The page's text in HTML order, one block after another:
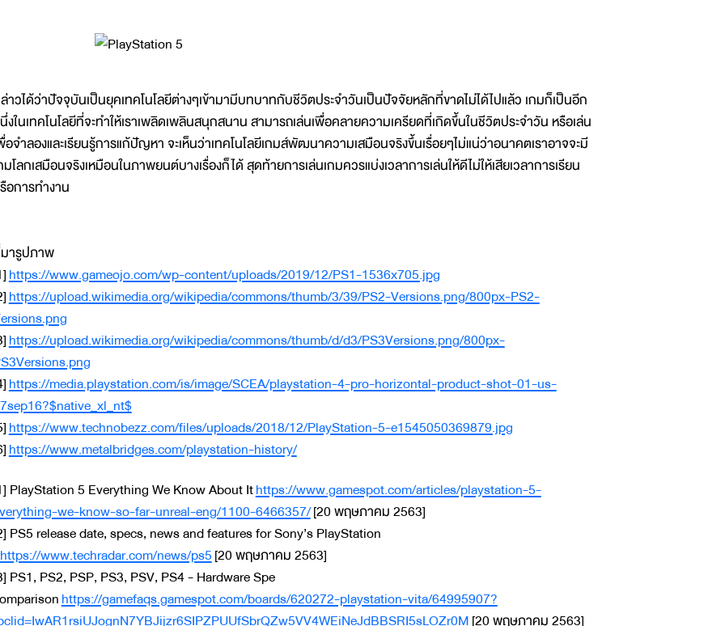
าวได้ว่าปัจจุบันเป็นยุคเทคโนโลยีต่างๆเข้ามามีบทบาทกับชีวิตประจำวันเป็นปัจจัยหลักที่ขาดไม่ได้ไปแล้ว เกมก็เป็นอีก
งในเทคโนโลยีที่จะทำให้เราเพลิดเพลินสนุกสนาน สามารถเล่นเพื่อคลายความเครียดที่เกิดขึ้นในชีวิตประจำวัน หรือเล่น
อจำลองและเรียนรู้การแก้ปัญหา จะเห็นว่าเทคโนโลยีเกมส์พัฒนาความเสมือนจริงขึ้นเรื่อยๆไม่แน่ว่าอนาคตเราอาจจะมี
มโลกเสมือนจริงเหมือนในภาพยนต์บางเรื่องก็ได้ สุดท้ายการเล่นเกมควรแบ่งเวลาการเล่นให้ดีไม่ให้เสียเวลาการเรียน
อการทำงาน
ารูปภาพ
https://www.gameojo.com/wp-content/uploads/2019/12/PS1-1536x705.jpg
https://upload.wikimedia.org/wikipedia/commons/thumb/3/39/PS2-Versions.png/800px-PS2-
https://upload.wikimedia.org/wikipedia/commons/thumb/d/d3/PS3Versions.png/800px-
https://media.playstation.com/is/image/SCEA/playstation-4-pro-horizontal-product-shot-01-us-
https://www.technobezz.com/files/uploads/2018/12/PlayStation-5-e1545050369879.jpg
https://www.metalbridges.com/playstation-history/
PlayStation 5 Everything We Know About Ithttps://www.gamespot.com/articles/playstation-5-
we-know-so-far-unreal-eng/1100-6466357/[20 พฤษภาคม 2563]
PS5 release date, specs, news and features for Sony’s PlayStation
https://www.techradar.com/news/ps5[20 พฤษภาคม 2563]
PS1, PS2, PSP, PS3, PSV, PS4 - Hardware Spe
https://gamefaqs.gamespot.com/boards/620272-playstation-vita/64995907?
[20 พฤษภาคม 2563]